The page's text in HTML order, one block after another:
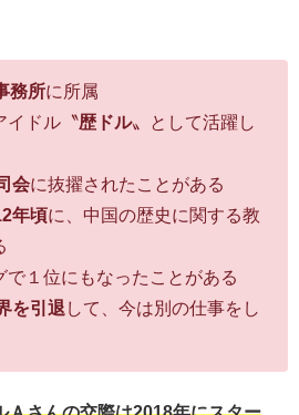
務所に所属
イドル〝歴ドル〟として活躍し
会に抜擢されたことがある
年頃に、中国の歴史に関する教
で１位にもなったことがある
を引退して、今は別の仕事をし